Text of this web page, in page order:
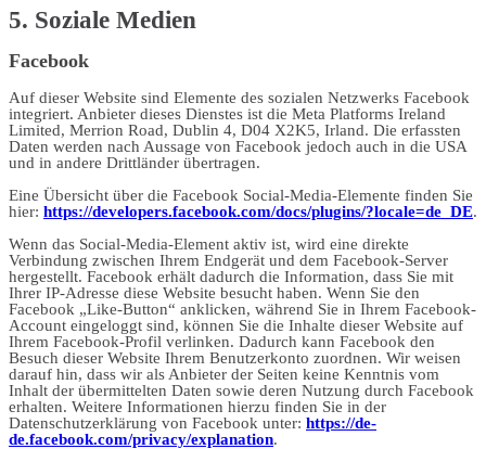
5. Soziale Medien
Facebook
Auf dieser Website sind Elemente des sozialen Netzwerks Facebook
integriert. Anbieter dieses Dienstes ist die Meta Platforms Ireland
Limited, Merrion Road, Dublin 4, D04 X2K5, Irland. Die erfassten
Daten werden nach Aussage von Facebook jedoch auch in die USA
und in andere Drittländer übertragen.
Eine Übersicht über die Facebook Social-Media-Elemente finden Sie
hier: https://developers.facebook.com/docs/plugins/?locale=de_DE.
Wenn das Social-Media-Element aktiv ist, wird eine direkte
Verbindung zwischen Ihrem Endgerät und dem Facebook-Server
hergestellt. Facebook erhält dadurch die Information, dass Sie mit
Ihrer IP-Adresse diese Website besucht haben. Wenn Sie den
Facebook „Like-Button“ anklicken, während Sie in Ihrem Facebook-
Account eingeloggt sind, können Sie die Inhalte dieser Website auf
Ihrem Facebook-Profil verlinken. Dadurch kann Facebook den
Besuch dieser Website Ihrem Benutzerkonto zuordnen. Wir weisen
darauf hin, dass wir als Anbieter der Seiten keine Kenntnis vom
Inhalt der übermittelten Daten sowie deren Nutzung durch Facebook
erhalten. Weitere Informationen hierzu finden Sie in der
Datenschutzerklärung von Facebook unter: https://de-
de.facebook.com/privacy/explanation.